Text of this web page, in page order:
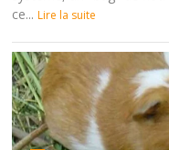
ce... Lire la suite